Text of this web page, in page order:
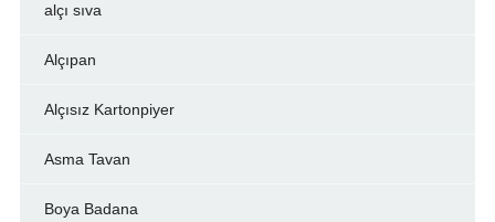
alçı sıva
Alçıpan
Alçısız Kartonpiyer
Asma Tavan
Boya Badana